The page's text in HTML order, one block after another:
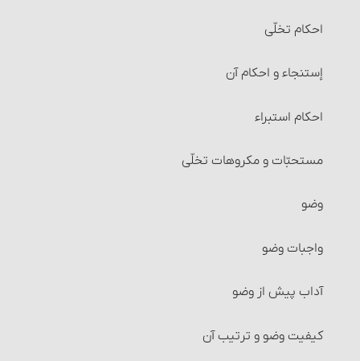
معاملات حرام‏ : خرید و فروش عین نجس، در شرایطی
معاملات حرام‏ : خرید و فروش اموالی که از طرق غیر شرعی
نداشته یا معمولاً برای حرام استفاده می‏شوند
معاملات حرام‏ : خرید و فروش چیزهایی که آمیخته به
باشد
شرایط فروشنده و خریدار
احکام تخلّی
إستنجاء و احکام آن
احکام استبراء
مستحبّات و مکروهات تخلّی
وضو
واجبات وضو
آداب پیش از وضو
کیفیت وضو و ترتیب آن